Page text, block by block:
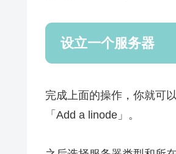
设立一个服务器
完成上面的操作，你就可
「Add a linode」。